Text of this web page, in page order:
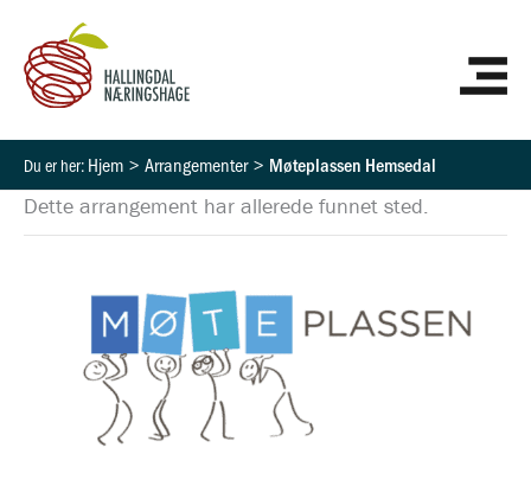
innholdet
Hjem Arrangementer Møteplassen Hemsedal
Dette arrangement har allerede funnet sted.